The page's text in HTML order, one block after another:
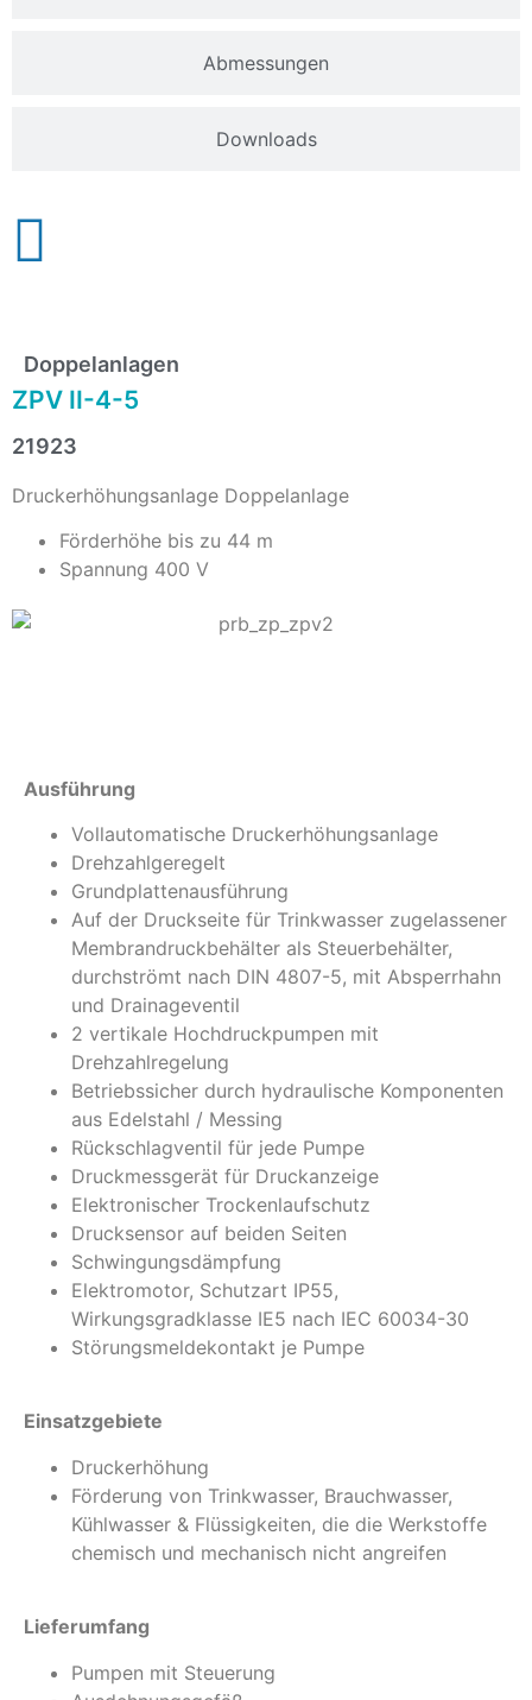
Abmessungen
Downloads
Doppelanlagen
ZPV II-4-5
21923
Druckerhöhungsanlage Doppelanlage
Förderhöhe bis zu 44 m
Spannung 400 V
Ausführung
Vollautomatische Druckerhöhungsanlage
Drehzahlgeregelt
Grundplattenausführung
Auf der Druckseite für Trinkwasser zugelassener
Membrandruckbehälter als Steuerbehälter,
durchströmt nach DIN 4807-5, mit Absperrhahn
und Drainageventil
2 vertikale Hochdruckpumpen mit
Drehzahlregelung
Betriebssicher durch hydraulische Komponenten
aus Edelstahl / Messing
Rückschlagventil für jede Pumpe
Druckmessgerät für Druckanzeige
Elektronischer Trockenlaufschutz
Drucksensor auf beiden Seiten
Schwingungsdämpfung
Elektromotor, Schutzart IP55,
Wirkungsgradklasse IE5 nach IEC 60034-30
Störungsmeldekontakt je Pumpe
Einsatzgebiete
Druckerhöhung
Förderung von Trinkwasser, Brauchwasser,
Kühlwasser & Flüssigkeiten, die die Werkstoffe
chemisch und mechanisch nicht angreifen
Lieferumfang
Pumpen mit Steuerung